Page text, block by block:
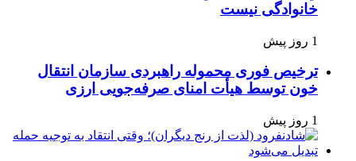
خانوادگی نیست
1 روز پیش
ترخیص فوری محموله راهبردی سازمان انتقال
خون توسط هیأت امنای صرفه‌جویی ارزی
1 روز پیش